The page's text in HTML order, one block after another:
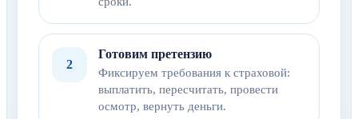
2
Готовим претензию
Фиксируем требования к страховой:
выплатить, пересчитать, провести
осмотр, вернуть деньги.